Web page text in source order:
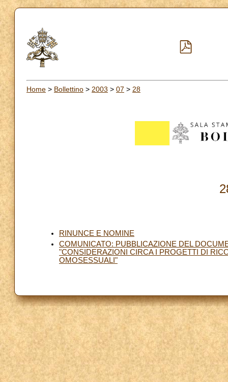
Home > Bollettino > 2003 > 07 > 28
RINUNCE E NOMINE
COMUNICATO: PUBBLICAZIONE DEL
"CONSIDERAZIONI CIRCA I PROGETTI DI
OMOSESSUALI"